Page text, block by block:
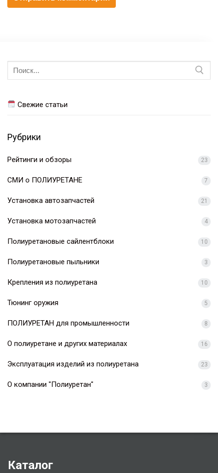
Искать:
Свежие статьи
Рубрики
Рейтинги и обзоры 23
СМИ о ПОЛИУРЕТАНЕ 7
Установка автозапчастей 21
Установка мотозапчастей 4
Полиуретановые сайлентблоки 10
Полиуретановые пыльники 3
Крепления из полиуретана 10
Тюнинг оружия 5
ПОЛИУРЕТАН для промышленности 8
О полиуретане и других материалах 16
Эксплуатация изделий из полиуретана 23
О компании "Полиуретан" 3
Каталог